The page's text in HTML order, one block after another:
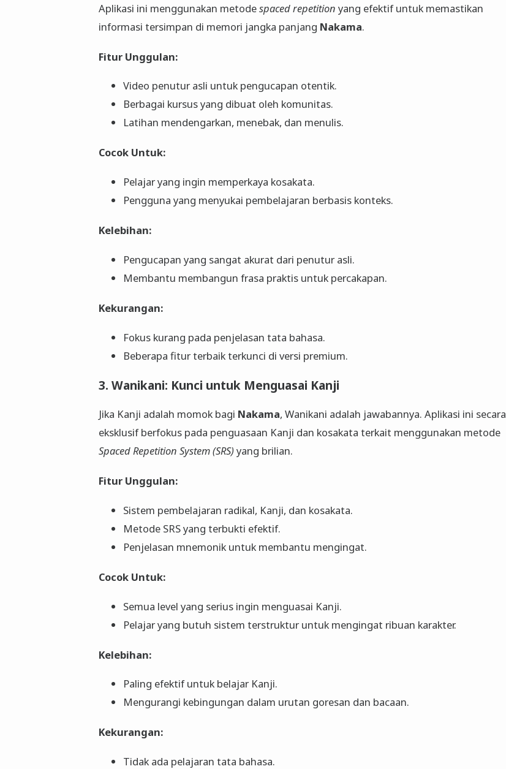
Aplikasi ini menggunakan metodespaced repetition yang efektif untuk memastikan
informasi tersimpan di memori jangka panjang Nakama.
Fitur Unggulan:
Video penutur asli untuk pengucapan otentik.
Berbagai kursus yang dibuat oleh komunitas.
Latihan mendengarkan, menebak, dan menulis.
Cocok Untuk:
Pelajar yang ingin memperkaya kosakata.
Pengguna yang menyukai pembelajaran berbasis konteks.
Kelebihan:
Pengucapan yang sangat akurat dari penutur asli.
Membantu membangun frasa praktis untuk percakapan.
Kekurangan:
Fokus kurang pada penjelasan tata bahasa.
Beberapa fitur terbaik terkunci di versi premium.
3. Wanikani: Kunci untuk Menguasai Kanji
Jika Kanji adalah momok bagi Nakama, Wanikani adalah jawabannya. Aplikasi ini secara
eksklusif berfokus pada penguasaan Kanji dan kosakata terkait menggunakan metode
Spaced Repetition System (SRS) yang brilian.
Fitur Unggulan:
Sistem pembelajaran radikal, Kanji, dan kosakata.
Metode SRS yang terbukti efektif.
Penjelasan mnemonik untuk membantu mengingat.
Cocok Untuk:
Semua level yang serius ingin menguasai Kanji.
Pelajar yang butuh sistem terstruktur untuk mengingat ribuan karakter.
Kelebihan:
Paling efektif untuk belajar Kanji.
Mengurangi kebingungan dalam urutan goresan dan bacaan.
Kekurangan:
Tidak ada pelajaran tata bahasa.